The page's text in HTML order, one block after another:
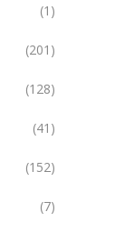
(1)
(201)
(128)
(41)
(152)
(7)